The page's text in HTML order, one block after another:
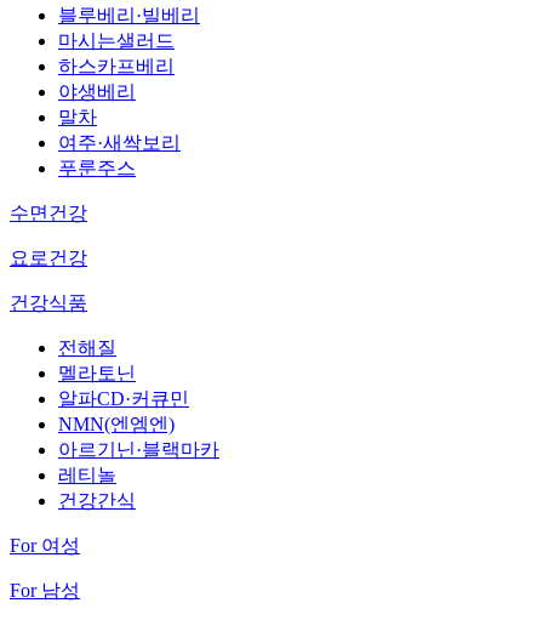
블루베리·빌베리
마시는샐러드
하스카프베리
야생베리
말차
여주·새싹보리
푸룬주스
수면건강
요로건강
건강식품
전해질
멜라토닌
알파CD·커큐민
NMN(엔엠엔)
아르기닌·블랙마카
레티놀
건강간식
For 여성
For 남성